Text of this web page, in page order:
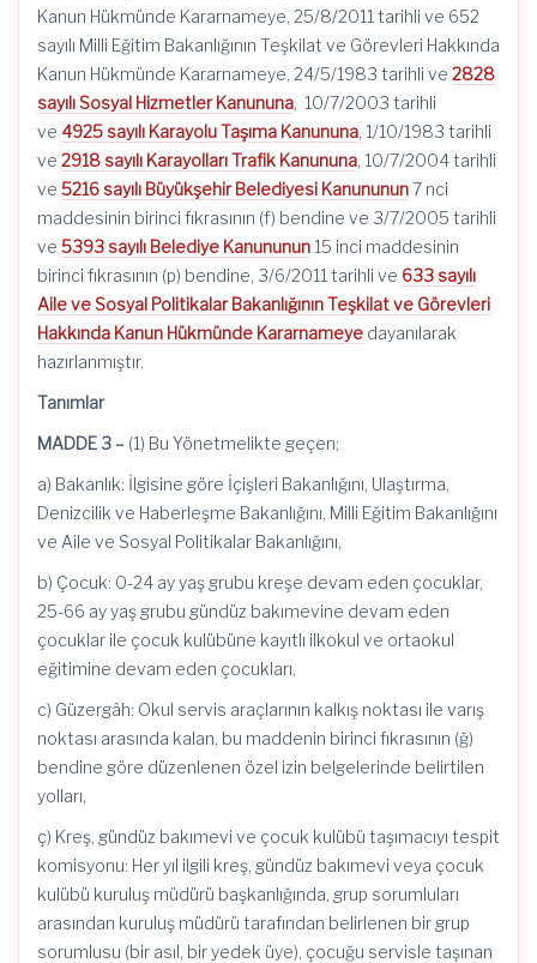
Kanun Hükmünde Kararnameye, 25/8/2011 tarihli ve 652
sayılı Milli Eğitim Bakanlığının Teşkilat ve Görevleri Hakkında
Kanun Hükmünde Kararnameye, 24/5/1983 tarihli ve 2828
sayılı Sosyal Hizmetler Kanununa, 10/7/2003 tarihli
ve 4925 sayılı Karayolu Taşıma Kanununa, 1/10/1983 tarihli
ve 2918 sayılı Karayolları Trafik Kanununa, 10/7/2004 tarihli
ve 5216 sayılı Büyükşehir Belediyesi Kanununun7 nci
maddesinin birinci fıkrasının (f) bendine ve 3/7/2005 tarihli
ve 5393 sayılı Belediye Kanununun 15 inci maddesinin
birinci fıkrasının (p) bendine, 3/6/2011 tarihli ve 633 sayılı
Aile ve Sosyal Politikalar Bakanlığının Teşkilat ve Görevleri
Hakkında Kanun Hükmünde Kararnameye dayanılarak
hazırlanmıştır.
Tanımlar
MADDE 3 – (1) Bu Yönetmelikte geçen;
a) Bakanlık: İlgisine göre İçişleri Bakanlığını, Ulaştırma,
Denizcilik ve Haberleşme Bakanlığını, Milli Eğitim Bakanlığını
ve Aile ve Sosyal Politikalar Bakanlığını,
b) Çocuk: 0-24 ay yaş grubu kreşe devam eden çocuklar,
25-66 ay yaş grubu gündüz bakımevine devam eden
çocuklar ile çocuk kulübüne kayıtlı ilkokul ve ortaokul
eğitimine devam eden çocukları,
c) Güzergâh: Okul servis araçlarının kalkış noktası ile varış
noktası arasında kalan, bu maddenin birinci fıkrasının (ğ)
bendine göre düzenlenen özel izin belgelerinde belirtilen
yolları,
ç) Kreş, gündüz bakımevi ve çocuk kulübü taşımacıyı tespit
komisyonu: Her yıl ilgili kreş, gündüz bakımevi veya çocuk
kulübü kuruluş müdürü başkanlığında, grup sorumluları
arasından kuruluş müdürü tarafından belirlenen bir grup
sorumlusu (bir asıl, bir yedek üye), çocuğu servisle taşınan